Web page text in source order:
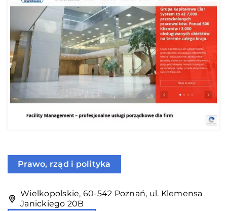
Prawo, rząd i polityka
Wielkopolskie, 60-542 Poznań, ul. Klemensa
Janickiego 20B